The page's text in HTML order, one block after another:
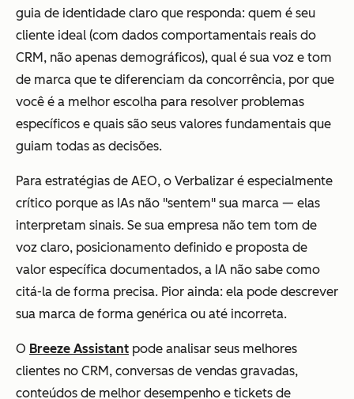
guia de identidade claro que responda: quem é seu
cliente ideal (com dados comportamentais reais do
CRM, não apenas demográficos), qual é sua voz e tom
de marca que te diferenciam da concorrência, por que
você é a melhor escolha para resolver problemas
específicos e quais são seus valores fundamentais que
guiam todas as decisões.
Para estratégias de AEO, o Verbalizar é especialmente
crítico porque as IAs não "sentem" sua marca — elas
interpretam sinais. Se sua empresa não tem tom de
voz claro, posicionamento definido e proposta de
valor específica documentados, a IA não sabe como
citá-la de forma precisa. Pior ainda: ela pode descrever
sua marca de forma genérica ou até incorreta.
O Breeze Assistant pode analisar seus melhores
clientes no CRM, conversas de vendas gravadas,
conteúdos de melhor desempenho e tickets de